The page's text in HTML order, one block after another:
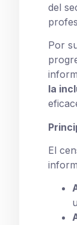
del
Por
la
El